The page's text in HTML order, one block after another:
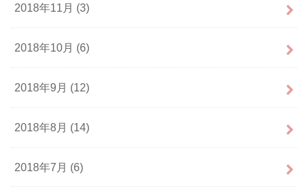
2018年11月 (3)
2018年10月 (6)
2018年9月 (12)
2018年8月 (14)
2018年7月 (6)